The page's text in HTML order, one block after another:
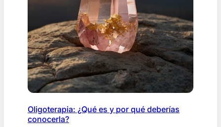
Oligoterapia: ¿Qué es y por qué deberías
conocerla?